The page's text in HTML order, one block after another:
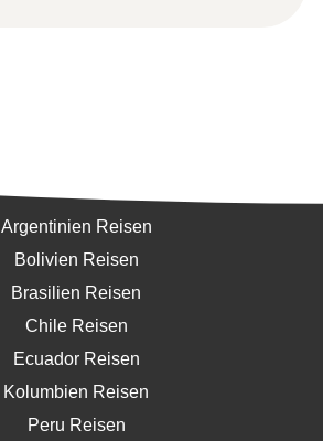
Argentinien Reisen
Bolivien Reisen
Brasilien Reisen
Chile Reisen
Ecuador Reisen
Kolumbien Reisen
Peru Reisen